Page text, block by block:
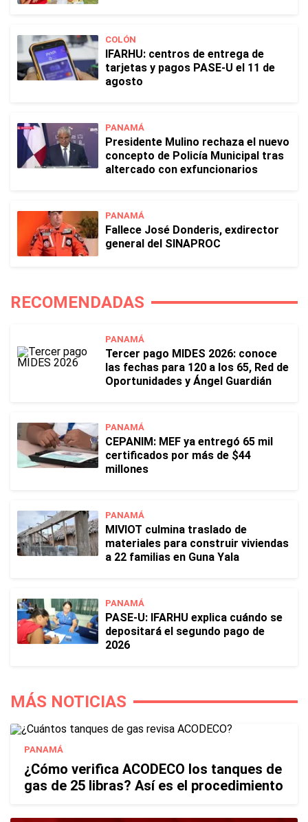
COLÓN
IFARHU: centros de entrega de
tarjetas y pagos PASE-U el 11 de
agosto
PANAMÁ
Presidente Mulino rechaza el nuevo
concepto de Policía Municipal tras
altercado con exfuncionarios
PANAMÁ
Fallece José Donderis, exdirector
general del SINAPROC
RECOMENDADAS
PANAMÁ
Tercer pago MIDES 2026: conoce
las fechas para 120 a los 65, Red de
Oportunidades y Ángel Guardián
PANAMÁ
CEPANIM: MEF ya entregó 65 mil
certificados por más de $44
millones
PANAMÁ
MIVIOT culmina traslado de
materiales para construir viviendas
a 22 familias en Guna Yala
PANAMÁ
PASE-U: IFARHU explica cuándo se
depositará el segundo pago de
2026
MÁS NOTICIAS
PANAMÁ
¿Cómo verifica ACODECO los tanques de
gas de 25 libras? Así es el procedimiento